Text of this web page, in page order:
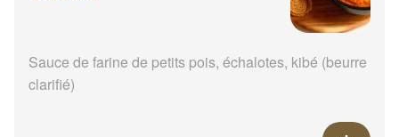
Sauce de farine de petits pois, échalotes, kibé (beurre
clarifié)